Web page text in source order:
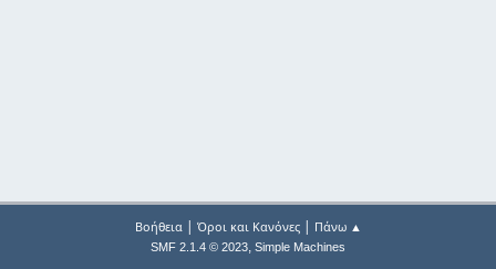
Βοήθεια| Όροι και Κανόνες| Πάνω ▲
SMF 2.1.4 © 2023, Simple Machines